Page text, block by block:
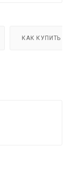
КАК КУПИТЬ